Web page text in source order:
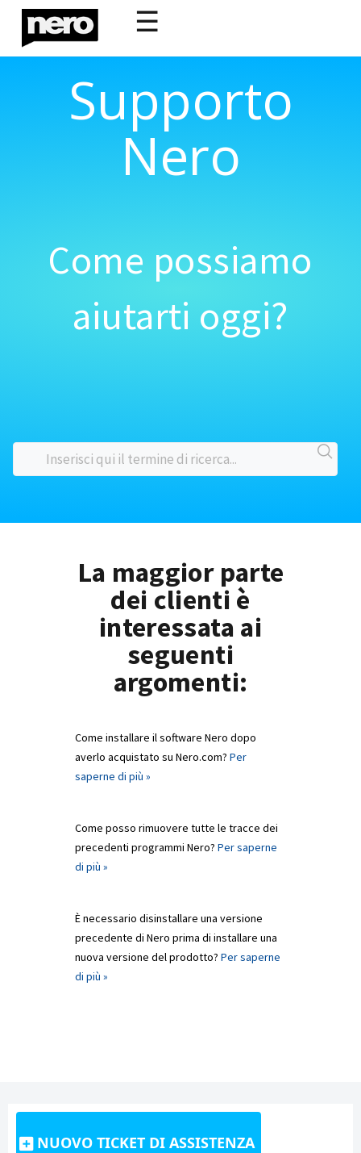
☰
Supporto
Nero
Come possiamo
aiutarti oggi?
La maggior parte
dei clienti è
interessata ai
seguenti
argomenti:
Come installare il software Nero dopo
averlo acquistato su Nero.com? Per
saperne di più »
Come posso rimuovere tutte le tracce dei
precedenti programmi Nero? Per saperne
di più »
È necessario disinstallare una versione
precedente di Nero prima di installare una
nuova versione del prodotto? Per saperne
di più »
NUOVO TICKET DI ASSISTENZA